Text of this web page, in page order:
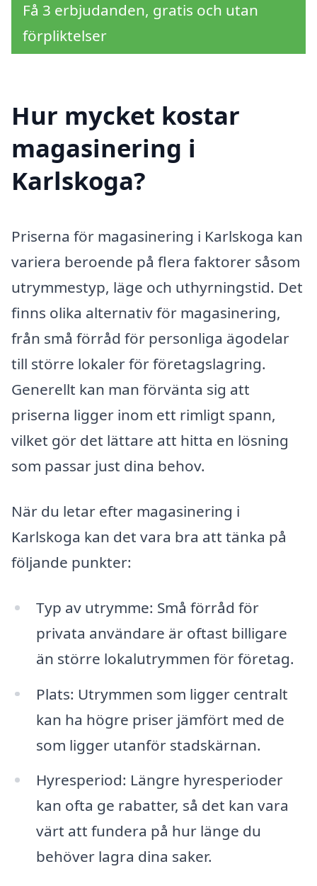
Få 3 erbjudanden, gratis och utan
förpliktelser
Hur mycket kostar
magasinering i
Karlskoga?
Priserna för magasinering i Karlskoga kan
variera beroende på flera faktorer såsom
utrymmestyp, läge och uthyrningstid. Det
finns olika alternativ för magasinering,
från små förråd för personliga ägodelar
till större lokaler för företagslagring.
Generellt kan man förvänta sig att
priserna ligger inom ett rimligt spann,
vilket gör det lättare att hitta en lösning
som passar just dina behov.
När du letar efter magasinering i
Karlskoga kan det vara bra att tänka på
följande punkter:
Typ av utrymme: Små förråd för
privata användare är oftast billigare
än större lokalutrymmen för företag.
Plats: Utrymmen som ligger centralt
kan ha högre priser jämfört med de
som ligger utanför stadskärnan.
Hyresperiod: Längre hyresperioder
kan ofta ge rabatter, så det kan vara
värt att fundera på hur länge du
behöver lagra dina saker.